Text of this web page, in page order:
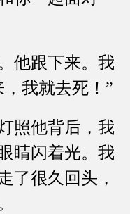
跟下来。我
我就去死！”
他背后，我
睛闪着光。我
了很久回头，